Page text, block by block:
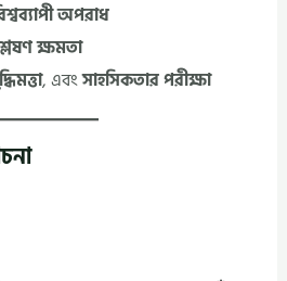
অপরাধ
ক্ষমতা
, এবংসাহসিকতার পরীক্ষা